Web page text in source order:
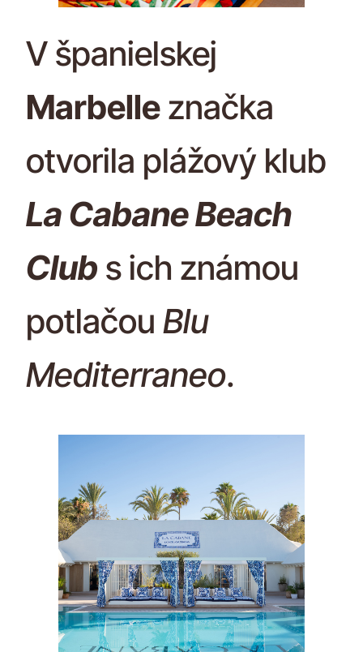
V španielskej
Marbelle značka
otvorila plážový klub
La Cabane Beach
Club s ich známou
potlačou Blu
Mediterraneo.